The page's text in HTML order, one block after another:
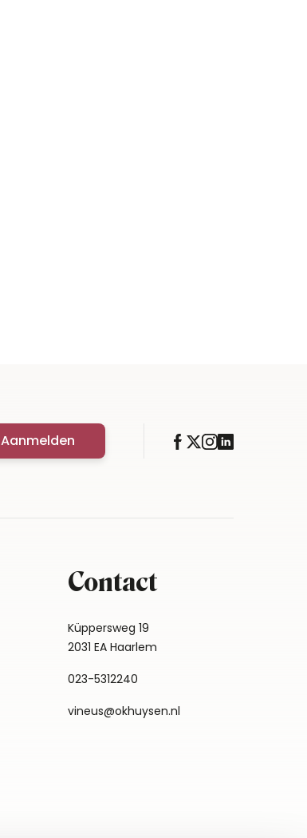
Aanmelden
Contact
Küppersweg 19
2031 EA Haarlem
023-5312240
vineus@okhuysen.nl